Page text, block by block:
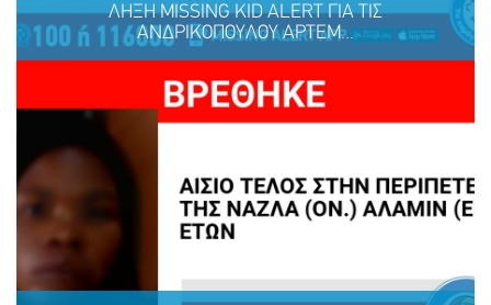
ΜΟΙΡΑΣΟΥ
ΔΡΑΣΕ
ΛΗΞΗ MISSING KID ALERT ΓΙΑ ΤΙΣ
ΑΝΔΡΙΚΟΠΟΥΛΟΥ ΑΡΤΕΜ...
ΛΗΞΗ MISSING KID ALERT ΓΙΑ ΤΙΣ ΑΝΔΡΙΚΟΠΟΥΛΟΥ
ΑΡΤΕΜΙΣ, 9 ΕΤΩΝ ΚΑΙ ΑΝΔΡΙΚΟΠΟΥΛΟΥ ΑΦΡΟΔΙΤΗ, 9
ΕΤΩΝ